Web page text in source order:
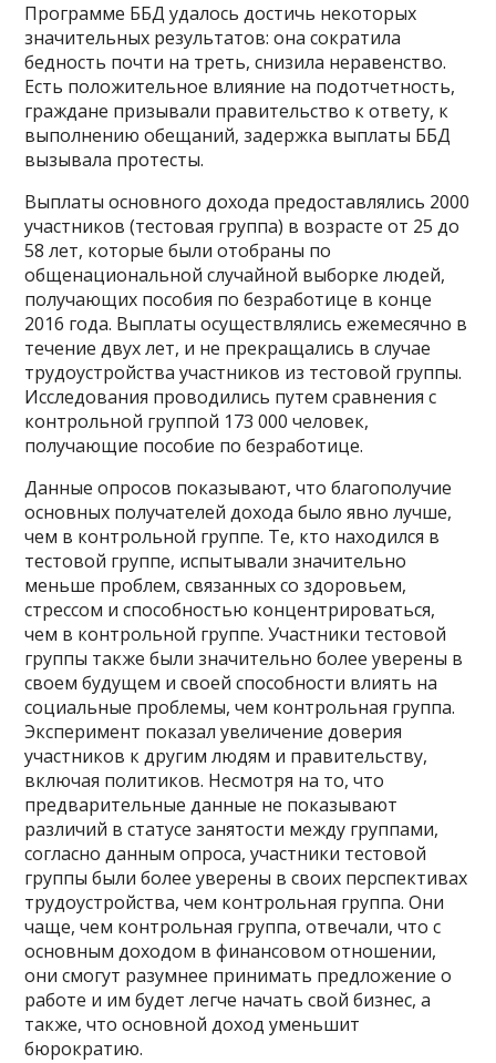
Программе ББД удалось достичь некоторых
значительных результатов: она сократила
бедность почти на треть, снизила неравенство.
Есть положительное влияние на подотчетность,
граждане призывали правительство к ответу, к
выполнению обещаний, задержка выплаты ББД
вызывала протесты.
Выплаты основного дохода предоставлялись 2000
участников (тестовая группа) в возрасте от 25 до
58 лет, которые были отобраны по
общенациональной случайной выборке людей,
получающих пособия по безработице в конце
2016 года. Выплаты осуществлялись ежемесячно в
течение двух лет, и не прекращались в случае
трудоустройства участников из тестовой группы.
Исследования проводились путем сравнения с
контрольной группой 173 000 человек,
получающие пособие по безработице.
Данные опросов показывают, что благополучие
основных получателей дохода было явно лучше,
чем в контрольной группе. Те, кто находился в
тестовой группе, испытывали значительно
меньше проблем, связанных со здоровьем,
стрессом и способностью концентрироваться,
чем в контрольной группе. Участники тестовой
группы также были значительно более уверены в
своем будущем и своей способности влиять на
социальные проблемы, чем контрольная группа.
Эксперимент показал увеличение доверия
участников к другим людям и правительству,
включая политиков. Несмотря на то, что
предварительные данные не показывают
различий в статусе занятости между группами,
согласно данным опроса, участники тестовой
группы были более уверены в своих перспективах
трудоустройства, чем контрольная группа. Они
чаще, чем контрольная группа, отвечали, что с
основным доходом в финансовом отношении,
они смогут разумнее принимать предложение о
работе и им будет легче начать свой бизнес, а
также, что основной доход уменьшит
бюрократию.